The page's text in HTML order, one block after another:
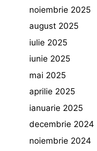
noiembrie 2025
august 2025
iulie 2025
iunie 2025
mai 2025
aprilie 2025
ianuarie 2025
decembrie 2024
noiembrie 2024